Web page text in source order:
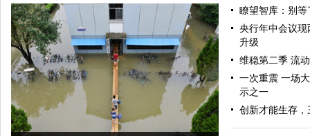
瞭望智库：别
央行年中会议
升级
维稳第二季 流
一次重震 一场
示之一
创新才能生存，